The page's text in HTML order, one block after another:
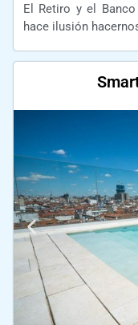
El Retiro y el
hace ilusión